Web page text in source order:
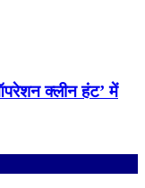
क्लीन हंट’ में